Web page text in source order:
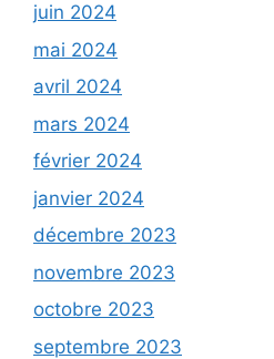
juin 2024
mai 2024
avril 2024
mars 2024
février 2024
janvier 2024
décembre 2023
novembre 2023
octobre 2023
septembre 2023